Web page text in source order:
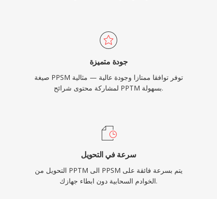
جودة متميزة
صيغة PPSM توفر توافقا ممتازا وجودة عالية — مثالية
لمشاركة محتوى شرائح PPTM بسهولة.
سرعة في التحويل
التحويل من PPTM الى PPSM يتم بسرعة فائقة على
الخوادم السحابية دون ابطاء جهازك.